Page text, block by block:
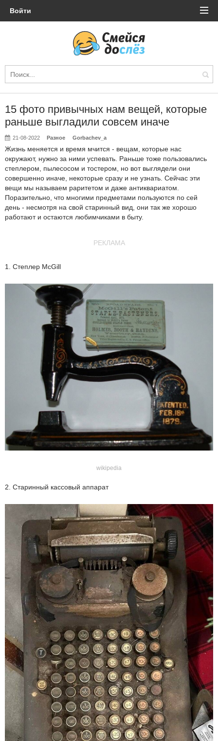
Войти
15 фото привычных нам вещей, которые
раньше выгладили совсем иначе
21-08-2022 Разное Gorbachev_a
Жизнь меняется и время мчится - вещам, которые нас
окружают, нужно за ними успевать. Раньше тоже пользовались
степлером, пылесосом и тостером, но вот выглядели они
совершенно иначе, некоторые сразу и не узнать. Сейчас эти
вещи мы называем раритетом и даже антиквариатом.
Поразительно, что многими предметами пользуются по сей
день - несмотря на свой старинный вид, они так же хорошо
работают и остаются любимчиками в быту.
РЕКЛАМА
1. Степлер McGill
wikipedia
2. Старинный кассовый аппарат